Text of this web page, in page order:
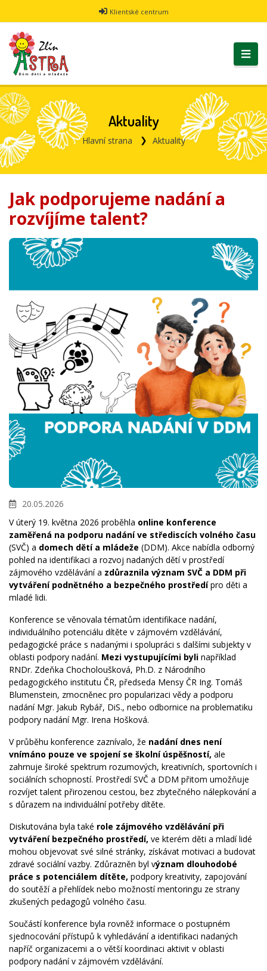
Klientské centrum
Aktuality
Hlavní strana Aktuality
Jak podporujeme nadání a
rozvíjíme talent?
20.05.2026
V úterý 19. května 2026 proběhla online konference
zaměřená na podporu nadání ve střediscích volného času
(SVČ) a domech dětí a mládeže (DDM). Akce nabídla odborný
pohled na identifikaci a rozvoj nadaných dětí v prostředí
zájmového vzdělávání a zdůraznila význam SVČ a DDM při
vytváření podnětného a bezpečného prostředípro děti a
mladé lidi.
Konference se věnovala tématům identifikace nadání,
individuálního potenciálu dítěte v zájmovém vzdělávání,
pedagogické práce s nadanými i spolupráci s dalšími subjekty v
oblasti podpory nadání. Mezi vystupujícími byli například
RNDr. Zdeňka Chocholoušková, Ph.D. z Národního
pedagogického institutu ČR, předseda Mensy ČR Ing. Tomáš
Blumenstein, zmocněnec pro popularizaci vědy a podporu
nadání Mgr. Jakub Rybář, DiS., nebo odbornice na problematiku
podpory nadání Mgr. Irena Hošková.
V průběhu konference zaznívalo, že nadání dnes není
vnímáno pouze ve spojení se školní úspěšností, ale
zahrnuje široké spektrum rozumových, kreativních, sportovních i
sociálních schopností. Prostředí SVČ a DDM přitom umožňuje
rozvíjet talent přirozenou cestou, bez zbytečného nálepkování a
s důrazem na individuální potřeby dítěte.
Diskutována byla také role zájmového vzdělávání při
vytváření bezpečného prostředí, ve kterém děti a mladí lidé
mohou objevovat své silné stránky, získávat motivaci a budovat
zdravé sociální vazby. Zdůrazněn byl význam dlouhodobé
práce s potenciálem dítěte, podpory kreativity, zapojování
do soutěží a přehlídek nebo možností mentoringu ze strany
zkušených pedagogů volného času.
Součástí konference byla rovněž informace o postupném
sjednocování přístupů k vyhledávání a identifikaci nadaných
napříč organizacemi a o větší koordinaci aktivit v oblasti
podpory nadání v zájmovém vzdělávání.